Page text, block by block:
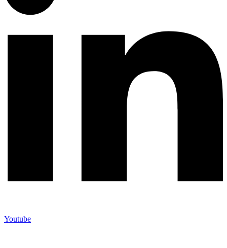
Youtube